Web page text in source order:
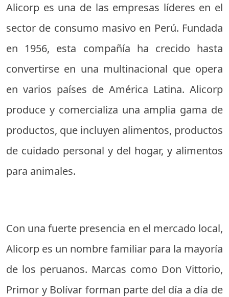
Alicorp es una de las empresas líderes en el
sector de consumo masivo en Perú. Fundada
en 1956, esta compañía ha crecido hasta
convertirse en una multinacional que opera
en varios países de América Latina. Alicorp
produce y comercializa una amplia gama de
productos, que incluyen alimentos, productos
de cuidado personal y del hogar, y alimentos
para animales.
Con una fuerte presencia en el mercado local,
Alicorp es un nombre familiar para la mayoría
de los peruanos. Marcas como Don Vittorio,
Primor y Bolívar forman parte del día a día de